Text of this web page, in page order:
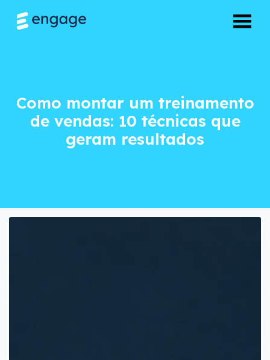
Como montar um treinamento
de vendas: 10 técnicas que
geram resultados